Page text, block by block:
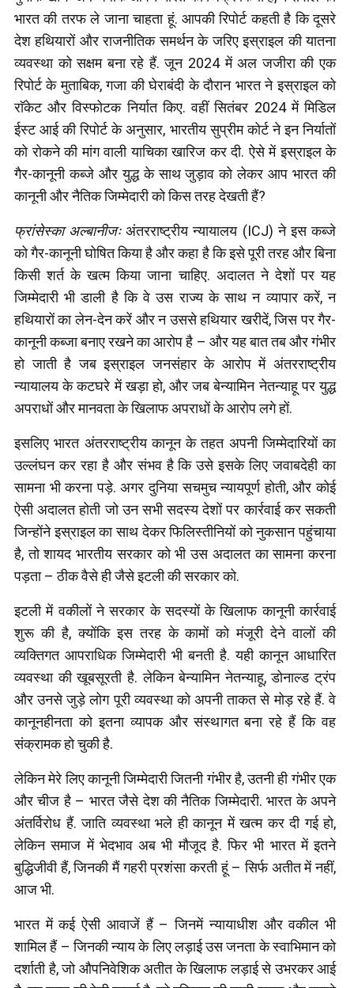
भारत की तरफ ले जाना चाहता हूं. आपकी रिपोर्ट कहती है कि दूसरे
देश हथियारों और राजनीतिक समर्थन के जरिए इस्राइल की यातना
व्यवस्था को सक्षम बना रहे हैं. जून 2024 में अल जजीरा की एक
रिपोर्ट के मुताबिक, गजा की घेराबंदी के दौरान भारत ने इस्राइल को
राॅकेट और विस्फोटक निर्यात किए. वहीं सितंबर 2024 में मिडिल
ईस्ट आई की रिपोर्ट के अनुसार, भारतीय सुप्रीम कोर्ट ने इन निर्यातों
को रोकने की मांग वाली याचिका खारिज कर दी. ऐसे में इस्राइल के
गैर-कानूनी कब्जे और युद्ध के साथ जुड़ाव को लेकर आप भारत की
कानूनी और नैतिक जिम्मेदारी को किस तरह देखती हैं?
फ्रांसेस्का अल्बानीजःअंतरराष्ट्रीय न्यायालय (ICJ) ने इस कब्जे
को गैर-कानूनी घोषित किया है और कहा है कि इसे पूरी तरह और बिना
किसी शर्त के खत्म किया जाना चाहिए. अदालत ने देशों पर यह
जिम्मेदारी भी डाली है कि वे उस राज्य के साथ न व्यापार करें, न
हथियारों का लेन-देन करें और न उससे हथियार खरीदें, जिस पर गैर-
कानूनी कब्जा बनाए रखने का आरोप है – और यह बात तब और गंभीर
हो जाती है जब इस्राइल जनसंहार के आरोप में अंतरराष्ट्रीय
न्यायालय के कटघरे में खड़ा हो, और जब बेन्यामिन नेतन्याहू पर युद्ध
अपराधों और मानवता के खिलाफ अपराधों के आरोप लगे हों.
इसलिए भारत अंतरराष्ट्रीय कानून के तहत अपनी जिम्मेदारियों का
उल्लंघन कर रहा है और संभव है कि उसे इसके लिए जवाबदेही का
सामना भी करना पड़े. अगर दुनिया सचमुच न्यायपूर्ण होती, और कोई
ऐसी अदालत होती जो उन सभी सदस्य देशों पर कार्रवाई कर सकती
जिन्होंने इस्राइल का साथ देकर फिलिस्तीनियों को नुकसान पहुंचाया
है, तो शायद भारतीय सरकार को भी उस अदालत का सामना करना
पड़ता – ठीक वैसे ही जैसे इटली की सरकार को.
इटली में वकीलों ने सरकार के सदस्यों के खिलाफ कानूनी कार्रवाई
शुरू की है, क्योंकि इस तरह के कामों को मंजूरी देने वालों की
व्यक्तिगत आपराधिक जिम्मेदारी भी बनती है. यही कानून आधारित
व्यवस्था की खूबसूरती है. लेकिन बेन्यामिन नेतन्याहू, डोनाल्ड ट्रंप
और उनसे जुड़े लोग पूरी व्यवस्था को अपनी ताकत से मोड़ रहे हैं. वे
कानूनहीनता को इतना व्यापक और संस्थागत बना रहे हैं कि वह
संक्रामक हो चुकी है.
लेकिन मेरे लिए कानूनी जिम्मेदारी जितनी गंभीर है, उतनी ही गंभीर एक
और चीज है – भारत जैसे देश की नैतिक जिम्मेदारी. भारत के अपने
अंतर्विरोध हैं. जाति व्यवस्था भले ही कानून में खत्म कर दी गई हो,
लेकिन समाज में भेदभाव अब भी मौजूद है. फिर भी भारत में इतने
बुद्धिजीवी हैं, जिनकी मैं गहरी प्रशंसा करती हूं – सिर्फ अतीत में नहीं,
आज भी.
भारत में कई ऐसी आवाजें हैं – जिनमें न्यायाधीश और वकील भी
शामिल हैं – जिनकी न्याय के लिए लड़ाई उस जनता के स्वाभिमान को
दर्शाती है, जो औपनिवेशिक अतीत के खिलाफ लड़ाई से उभरकर आई